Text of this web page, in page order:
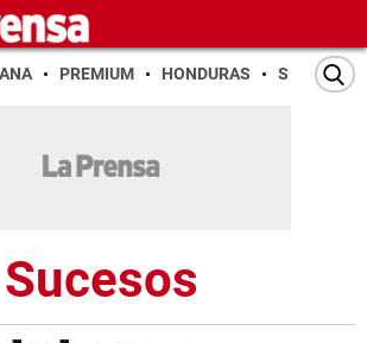
PREMIUM HONDURAS SAN PEDRO
Sucesos